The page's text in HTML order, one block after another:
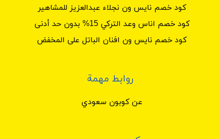
كود خصم نايس ون نجلاء عبدالعزيز للمشاهير
كود خصم اناس وعد التركي 15% بدون حد أدنى
كود خصم نايس ون افنان الباتل على المخفض
روابط مهمة
عن كوبون سعودي